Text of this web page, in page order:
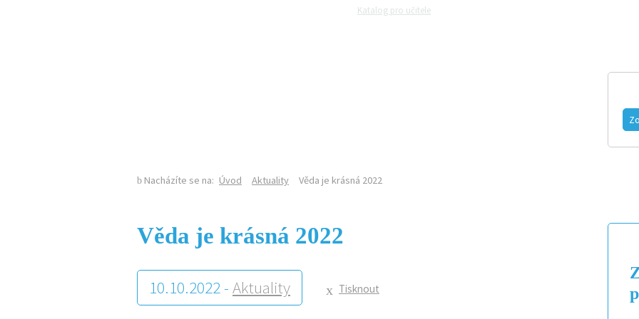
Katalog pro učitele
Nacházíte se na: Úvod Aktuality Věda je krásná 2022
Věda je krásná 2022
10.10.2022 - Aktuality Tisknout